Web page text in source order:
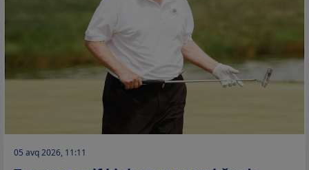
05 avq 2026, 11:11